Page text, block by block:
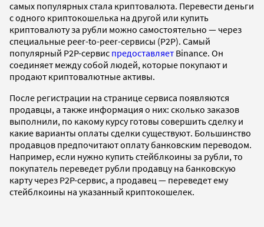
самых популярных стала криптовалюта. Перевести деньги
с одного криптокошелька на другой или купить
криптовалюту за рубли можно самостоятельно — через
специальные peer-to-peer-сервисы (P2P). Самый
популярный P2P-сервис предоставляет Binance. Он
соединяет между собой людей, которые покупают и
продают криптовалютные активы.
После регистрации на странице сервиса появляются
продавцы, а также информация о них: сколько заказов
выполнили, по какому курсу готовы совершить сделку и
какие варианты оплаты сделки существуют. Большинство
продавцов предпочитают оплату банковским переводом.
Например, если нужно купить стейблкоины за рубли, то
покупатель переведет рубли продавцу на банковскую
карту через P2P-сервис, а продавец — переведет ему
стейблкоины на указанный криптокошелек.